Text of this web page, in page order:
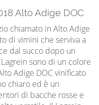
Alto Adige DOC
chiamato in Alto Adige
di vimini che serviva a
dal succo dopo un
sono di un colore
Adige DOC vinificato
chiaro ed è un
di bacche rosse e